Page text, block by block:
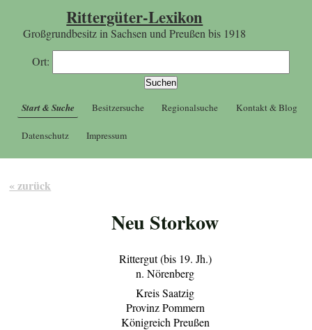
Rittergüter-Lexikon
Großgrundbesitz in Sachsen und Preußen bis 1918
Ort:
Start & Suche Besitzersuche Regionalsuche Kontakt & Blog
Datenschutz Impressum
« zurück
Neu Storkow
Rittergut (bis 19. Jh.)
n. Nörenberg
Kreis Saatzig
Provinz Pommern
Königreich Preußen